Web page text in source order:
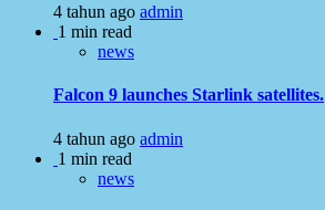
4 tahun ago admin
1 min read
news
Falcon 9 launches Starlink satellites.
4 tahun ago admin
1 min read
news